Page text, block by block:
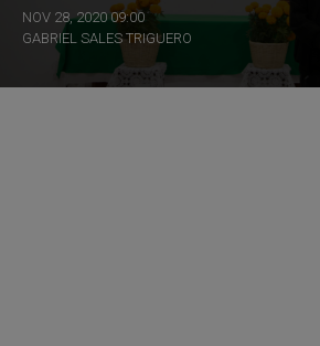
NOV 28, 2020 09:00
GABRIEL SALES TRIGUERO